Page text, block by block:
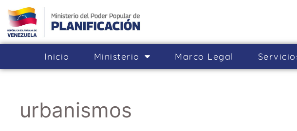
Inicio Ministerio Marco Legal
urbanismos